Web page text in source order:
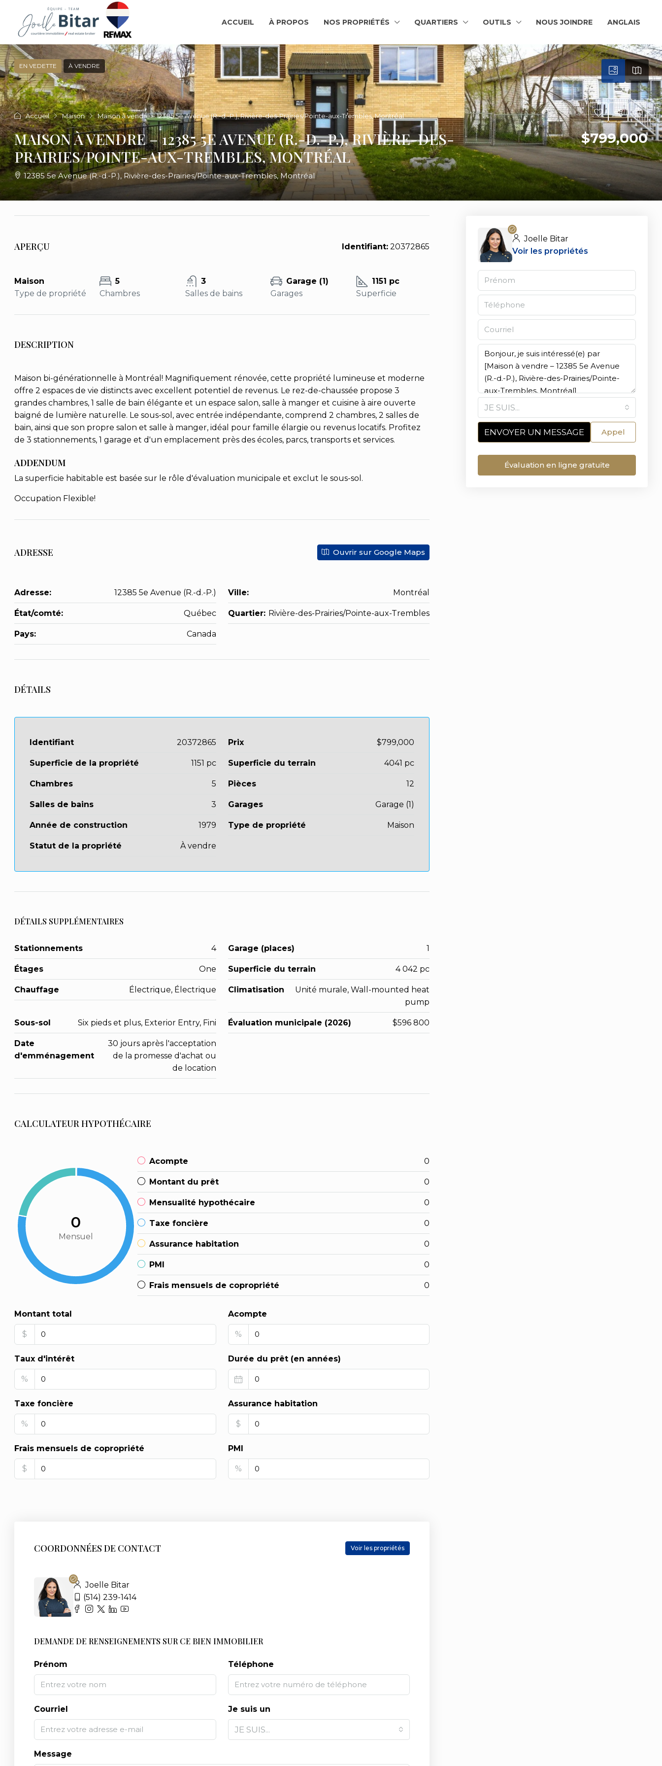
ACCUEIL À PROPOS NOS PROPRIÉTÉS QUARTIERS OUTILS NOUS JOINDRE ANGLAIS
EN VEDETTE À VENDRE
Accueil Maison Maison à vendre – 12385 5e Avenue (R.-d.-P.), Rivière-des-Prairies/Pointe-aux-Trembles, Montréal
MAISON À VENDRE – 12385 5E AVENUE (R.-D.-P.), RIVIÈRE-DES-
PRAIRIES/POINTE-AUX-TREMBLES, MONTRÉAL
12385 5e Avenue (R.-d.-P.), Rivière-des-Prairies/Pointe-aux-Trembles, Montréal
$799,000
APERÇU Identifiant: 20372865
Maison
Type de propriété
5
Chambres
3
Salles de bains
Garage (1)
Garages
1151 pc
Superficie
DESCRIPTION
Maison bi-générationnelle à Montréal! Magnifiquement rénovée, cette propriété lumineuse et moderne
offre 2 espaces de vie distincts avec excellent potentiel de revenus. Le rez-de-chaussée propose 3
grandes chambres, 1 salle de bain élégante et un espace salon, salle à manger et cuisine à aire ouverte
baigné de lumière naturelle. Le sous-sol, avec entrée indépendante, comprend 2 chambres, 2 salles de
bain, ainsi que son propre salon et salle à manger, idéal pour famille élargie ou revenus locatifs. Profitez
de 3 stationnements, 1 garage et d'un emplacement près des écoles, parcs, transports et services.
ADDENDUM
La superficie habitable est basée sur le rôle d'évaluation municipale et exclut le sous-sol.
Occupation Flexible!
ADRESSE Ouvrir sur Google Maps
Adresse: 12385 5e Avenue (R.-d.-P.) Ville: Montréal
État/comté: Québec Quartier: Rivière-des-Prairies/Pointe-aux-Trembles
Pays: Canada
DÉTAILS
Identifiant 20372865 Prix $799,000
Superficie de la propriété 1151 pc Superficie du terrain 4041 pc
Chambres 5 Pièces 12
Salles de bains 3 Garages Garage (1)
Année de construction 1979 Type de propriété Maison
Statut de la propriété À vendre
DÉTAILS SUPPLÉMENTAIRES
Stationnements 4 Garage (places) 1
Étages One Superficie du terrain 4 042 pc
Chauffage Électrique, Électrique Climatisation
Unité murale, Wall-mounted heat
pump
Sous-sol Six pieds et plus, Exterior Entry, Fini Évaluation municipale (2026) $596 800
Date
d'emménagement
30 jours après l'acceptation
de la promesse d'achat ou
de location
CALCULATEUR HYPOTHÉCAIRE
0
Mensuel
Acompte 0
Montant du prêt 0
Mensualité hypothécaire 0
Taxe foncière 0
Assurance habitation 0
PMI 0
Frais mensuels de copropriété 0
Montant total
$
Acompte
%
Taux d'intérêt
%
Durée du prêt (en années)
Taxe foncière
%
Assurance habitation
$
Frais mensuels de copropriété
$
PMI
%
COORDONNÉES DE CONTACT Voir les propriétés
Joelle Bitar
(514) 239-1414
DEMANDE DE RENSEIGNEMENTS SUR CE BIEN IMMOBILIER
Prénom Téléphone
Courriel Je suis un
JE SUIS...
Message
Joelle Bitar
Voir les propriétés
JE SUIS...
ENVOYER UN MESSAGE Appel
Évaluation en ligne gratuite